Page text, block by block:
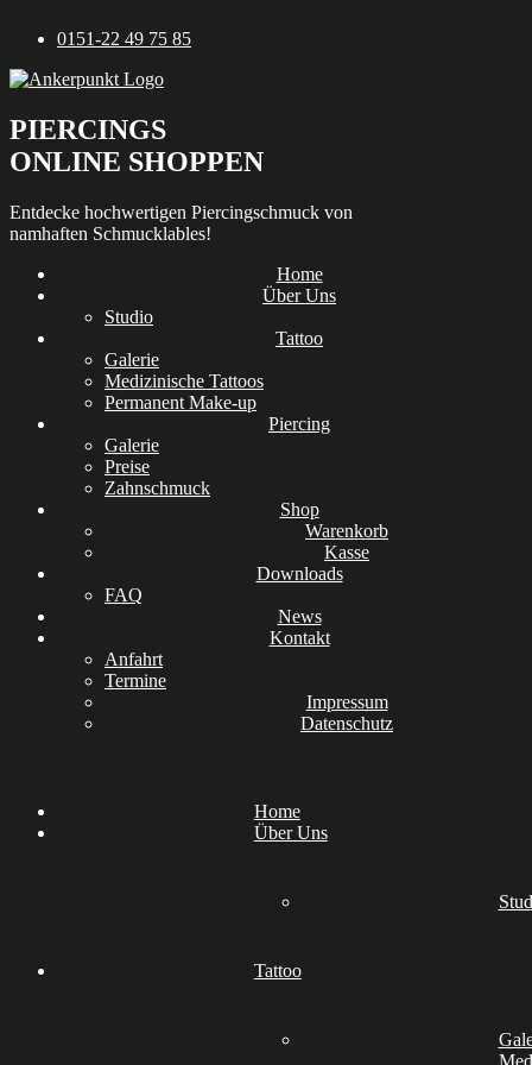
Inhalt
0151-22 49 75 85
PIERCINGS
ONLINE SHOPPEN
Entdecke hochwertigen Piercingschmuck von
namhaften Schmucklables!
Home
Über Uns
Studio
Tattoo
Galerie
Medizinische Tattoos
Permanent Make-up
Piercing
Galerie
Preise
Zahnschmuck
Shop
Warenkorb
Kasse
Downloads
FAQ
News
Kontakt
Anfahrt
Termine
Impressum
Datenschutz
Home
Über Uns
Tattoo